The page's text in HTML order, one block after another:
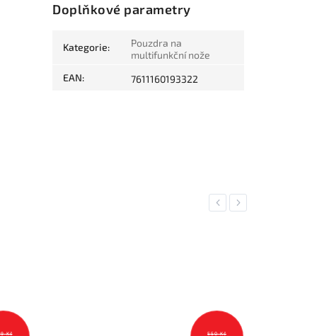
Doplňkové parametry
Kategorie:
Pouzdra na
multifunkční nože
EAN: 7611160193322
Previous
Kč 599 Kč
Next